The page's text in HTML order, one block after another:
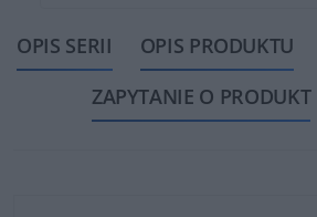
OPIS SERII OPIS PRODUKTU
ZAPYTANIE O PRODUKT